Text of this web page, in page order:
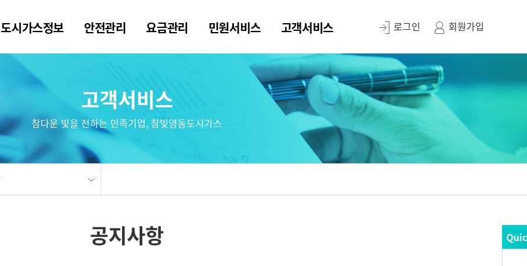
도시가스정보 안전관리 요금관리 민원서비스 고객서비스 로그인 회원가입
고객서비스
참다운 빛을 전하는 민족기업, 참빛영동도시가스
공지사항